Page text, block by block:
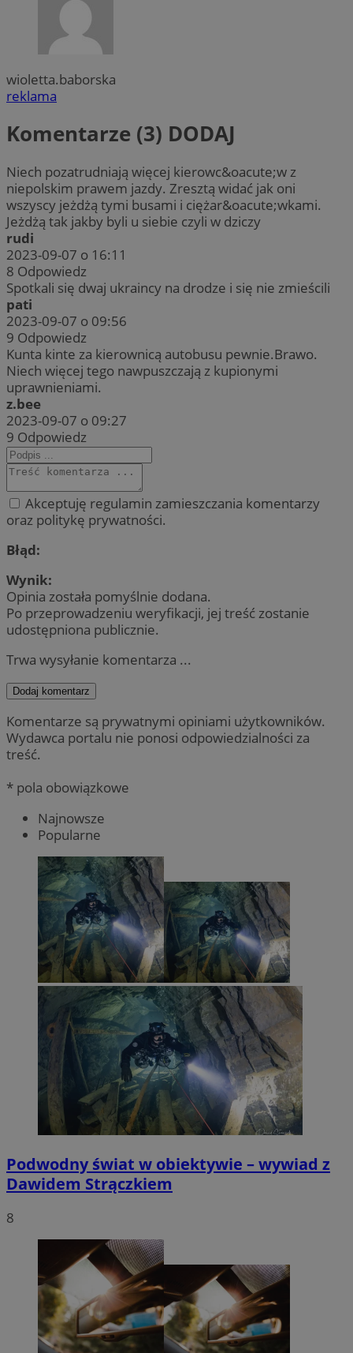
wioletta.baborska
reklama
Komentarze (3) DODAJ
Niech pozatrudniają więcej kierowc&oacute;w z
niepolskim prawem jazdy. Zresztą widać jak oni
wszyscy jeżdżą tymi busami i ciężar&oacute;wkami.
Jeżdżą tak jakby byli u siebie czyli w dziczy
rudi
2023-09-07 o 16:11
8 Odpowiedz
Spotkali się dwaj ukraincy na drodze i się nie zmieścili
pati
2023-09-07 o 09:56
9 Odpowiedz
Kunta kinte za kierownicą autobusu pewnie.Brawo.
Niech więcej tego nawpuszczają z kupionymi
uprawnieniami.
z.bee
2023-09-07 o 09:27
9 Odpowiedz
Akceptuję regulamin zamieszczania komentarzy
oraz politykę prywatności.
Błąd:
Wynik:
Opinia została pomyślnie dodana.
Po przeprowadzeniu weryfikacji, jej treść zostanie
udostępniona publicznie.
Trwa wysyłanie komentarza ...
Dodaj komentarz
Komentarze są prywatnymi opiniami użytkowników.
Wydawca portalu nie ponosi odpowiedzialności za
treść.
* pola obowiązkowe
Najnowsze
Popularne
Podwodny świat w obiektywie – wywiad z
Dawidem Strączkiem
8